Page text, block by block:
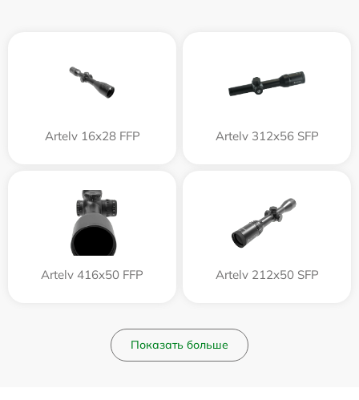
Artelv 16x28 FFP Artelv 312x56 SFP
Artelv 416x50 FFP Artelv 212x50 SFP
Показать больше